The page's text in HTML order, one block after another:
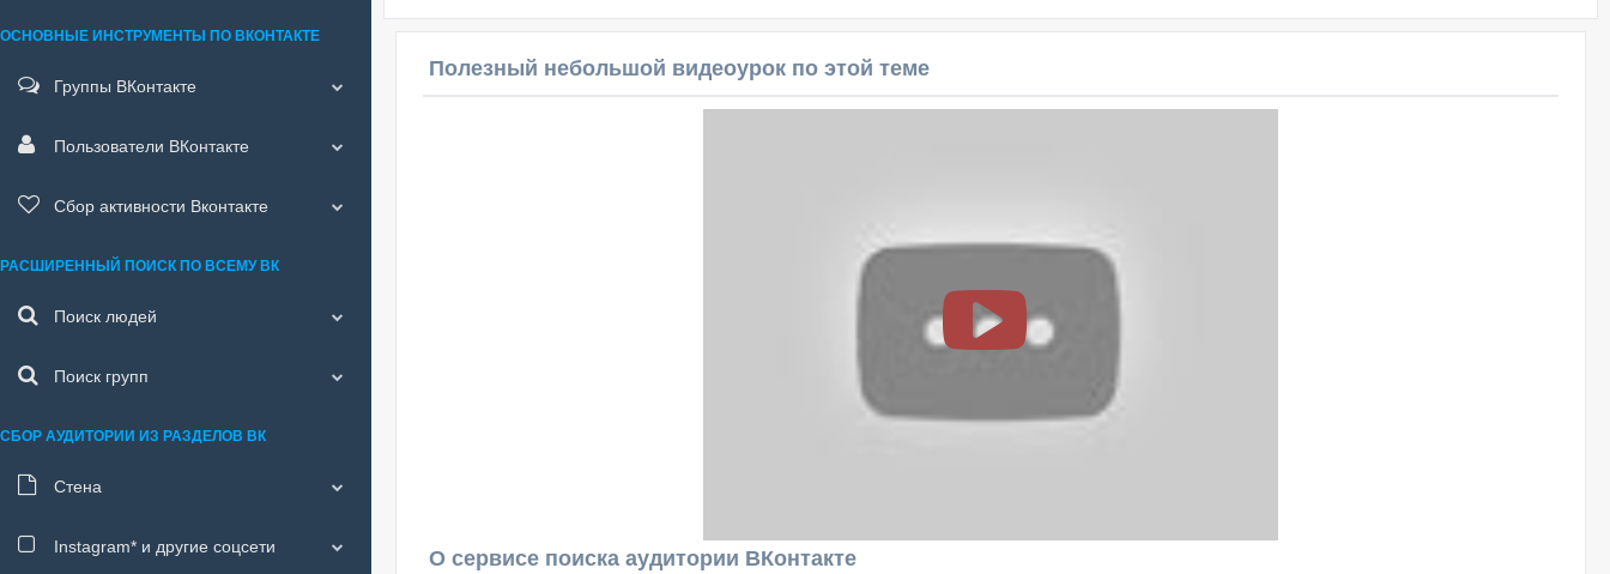
Полезный небольшой видеоурок по этой теме
О сервисе поиска аудитории ВКонтакте
ОСНОВНЫЕ ИНСТРУМЕНТЫ ПО ВКОНТАКТЕ
Группы ВКонтакте
Пользователи ВКонтакте
Сбор активности Вконтакте
РАСШИРЕННЫЙ ПОИСК ПО ВСЕМУ ВК
Поиск людей
Поиск групп
СБОР АУДИТОРИИ ИЗ РАЗДЕЛОВ ВК
Стена
Instagram* и другие соцсети